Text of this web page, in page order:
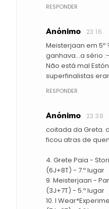
RESPONDER
Anónimo 23:16
Meisterjaan em
ganhava...a sério
Não está mal
superfinalistas
RESPONDER
Anónimo 23:38
coitada da Greta.
ficou atras de
4. Grete Paia -
(6J+8T) - 7.º lugar
9. Meisterjaan -
(3J+7T) - 5.º lugar
10. I